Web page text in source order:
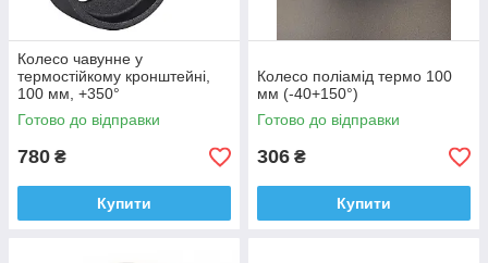
Колесо чавунне у
термостійкому кронштейні,
100 мм, +350°
Готово до відправки
780 ₴
Купити
Колесо поліамід термо 100
мм (-40+150°)
Готово до відправки
306 ₴
Купити